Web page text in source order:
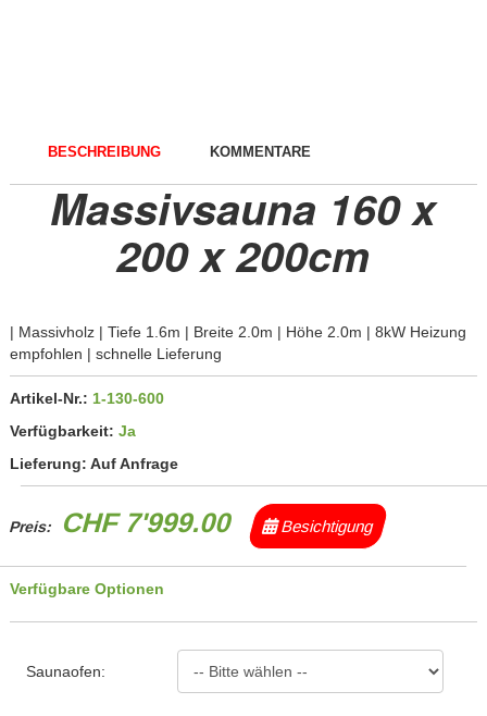
BESCHREIBUNG KOMMENTARE
Massivsauna 160 x
200 x 200cm
| Massivholz | Tiefe 1.6m | Breite 2.0m | Höhe 2.0m | 8kW Heizung
empfohlen | schnelle Lieferung
Artikel-Nr.: 1-130-600
Verfügbarkeit: Ja
Lieferung: Auf Anfrage
Preis: CHF 7'999.00 Besichtigung
Verfügbare Optionen
Saunaofen: